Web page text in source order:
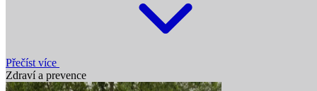
Přečíst více
Zdraví a prevence